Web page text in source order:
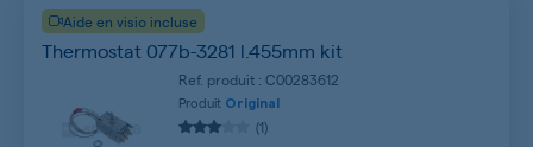
Aide en visio incluse
Thermostat 077b-3281 l.455mm kit
Ref. produit : C00283612
Produit Original
(1)